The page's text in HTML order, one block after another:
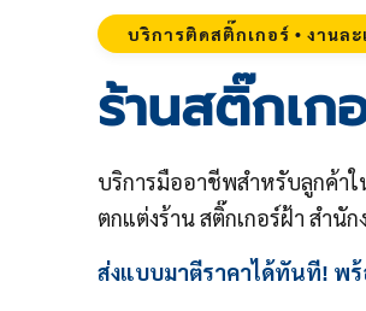
บริการติดสติ๊กเกอร์ • งานล
ร้านสติ๊กเ
บริการมืออาชีพสำหรับลูกค้าใ
ตกแต่งร้าน สติ๊กเกอร์ฝ้า สำนั
ส่งแบบมาตีราคาได้ทันที! พ